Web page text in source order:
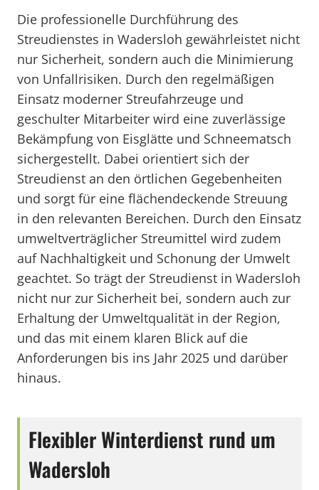
Die professionelle Durchführung des
Streudienstes in Wadersloh gewährleistet nicht
nur Sicherheit, sondern auch die Minimierung
von Unfallrisiken. Durch den regelmäßigen
Einsatz moderner Streufahrzeuge und
geschulter Mitarbeiter wird eine zuverlässige
Bekämpfung von Eisglätte und Schneematsch
sichergestellt. Dabei orientiert sich der
Streudienst an den örtlichen Gegebenheiten
und sorgt für eine flächendeckende Streuung
in den relevanten Bereichen. Durch den Einsatz
umweltverträglicher Streumittel wird zudem
auf Nachhaltigkeit und Schonung der Umwelt
geachtet. So trägt der Streudienst in Wadersloh
nicht nur zur Sicherheit bei, sondern auch zur
Erhaltung der Umweltqualität in der Region,
und das mit einem klaren Blick auf die
Anforderungen bis ins Jahr 2025 und darüber
hinaus.
Flexibler Winterdienst rund um
Wadersloh